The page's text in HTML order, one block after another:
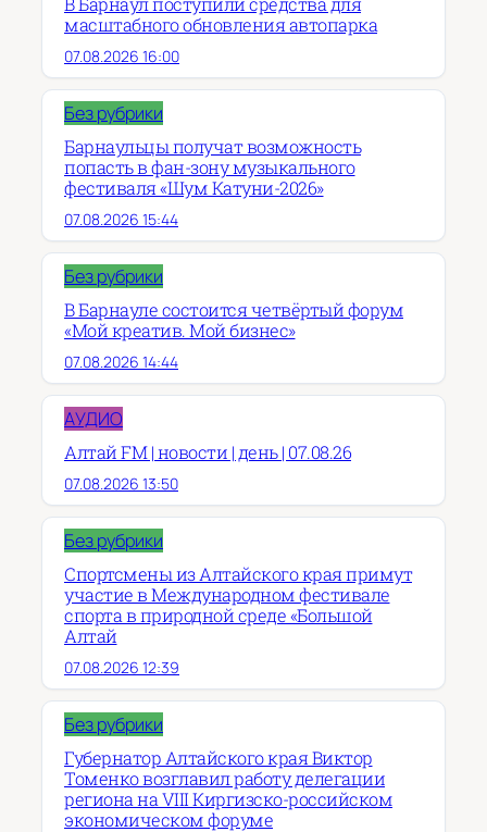
масштабного обновления автопарка
07.08.2026 16:00
Без рубрики
Барнаульцы получат возможность
попасть в фан-зону музыкального
фестиваля «Шум Катуни-2026»
07.08.2026 15:44
Без рубрики
В Барнауле состоится четвёртый форум
«Мой креатив. Мой бизнес»
07.08.2026 14:44
АУДИО
Алтай FM | новости | день | 07.08.26
07.08.2026 13:50
Без рубрики
Спортсмены из Алтайского края примут
участие в Международном фестивале
спорта в природной среде «Большой
Алтай
07.08.2026 12:39
Без рубрики
Губернатор Алтайского края Виктор
Томенко возглавил работу делегации
региона на VIII Киргизско-российском
экономическом форуме